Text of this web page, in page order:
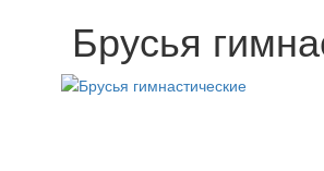
Брусья